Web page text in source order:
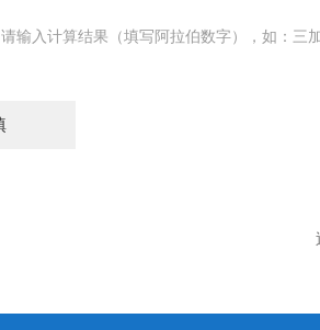
请输入计算结果（填写阿拉伯数字），如：三